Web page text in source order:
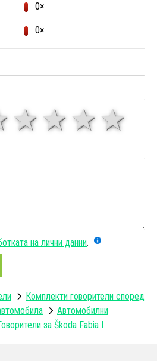
0×
0×
4
3
звезди
1 звезда
на лични данни.
Комплекти говорители според
Автомобилни
за Škoda Fabia I